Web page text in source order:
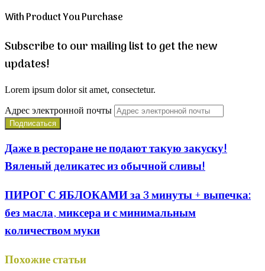
With Product You Purchase
Subscribe to our mailing list to get the new
updates!
Lorem ipsum dolor sit amet, consectetur.
Адрес электронной почты
Даже в ресторане не подают такую закуску!
Вяленый деликатес из обычной сливы!
ПИРОГ С ЯБЛОКАМИ за 3 минуты + выпечка:
без масла, миксера и с минимальным
количеством муки
Похожие статьи